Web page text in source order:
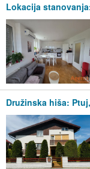
Lokacija
Družinska hiša: